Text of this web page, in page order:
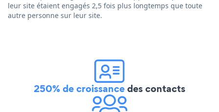
leur site étaient engagés 2,5 fois plus longtemps que toute
autre personne sur leur site.
250% de croissancedes contacts